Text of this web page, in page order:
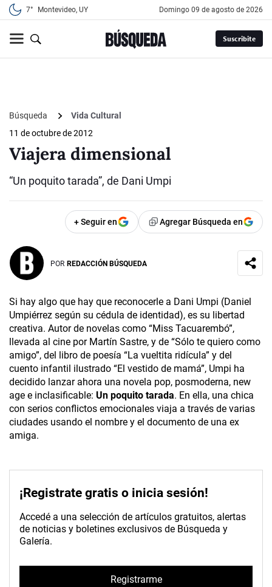
7° Montevideo, UY domingo 09 de agosto de 2026
Suscribite
Búsqueda
Vida Cultural
11 de octubre de 2012
Viajera dimensional
“Un poquito tarada”, de Dani Umpi
+ Seguir en Agregar Búsqueda en
POR REDACCIÓN BÚSQUEDA
Si hay algo que hay que reconocerle a Dani Umpi (Daniel
Umpiérrez según su cédula de identidad), es su libertad
creativa. Autor de novelas como “Miss Tacuarembó”,
llevada al cine por Martín Sastre, y de “Sólo te quiero como
amigo”, del libro de poesía “La vueltita ridícula” y del
cuento infantil ilustrado “El vestido de mamá”, Umpi ha
decidido lanzar ahora una novela pop, posmoderna, new
age e inclasificable: Un poquito tarada. En ella, una chica
con serios conflictos emocionales viaja a través de varias
ciudades usando el nombre y el documento de una ex
amiga.
¡Registrate gratis o inicia sesión!
Accedé a una selección de artículos gratuitos, alertas
de noticias y boletines exclusivos de Búsqueda y
Galería.
Registrarme